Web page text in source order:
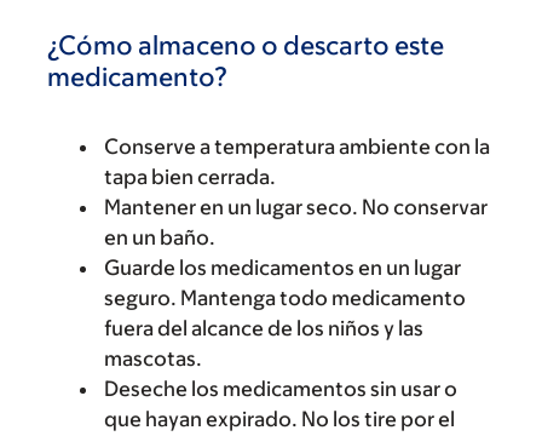
¿Cómo almaceno o descarto este
medicamento?
Conserve a temperatura ambiente con la
tapa bien cerrada.
Mantener en un lugar seco. No conservar
en un baño.
Guarde los medicamentos en un lugar
seguro. Mantenga todo medicamento
fuera del alcance de los niños y las
mascotas.
Deseche los medicamentos sin usar o
que hayan expirado. No los tire por el